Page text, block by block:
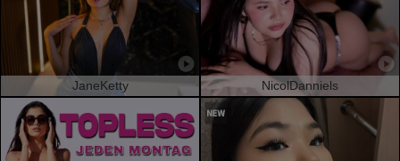
JaneKetty NicolDanniels